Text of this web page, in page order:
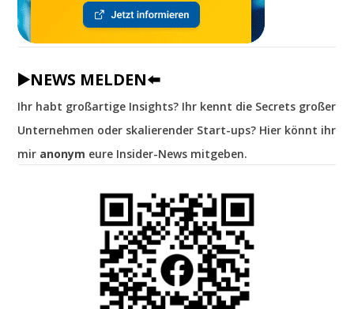
▶️NEWS MELDEN⬅️
Ihr habt großartige Insights? Ihr kennt die Secrets großer
Unternehmen oder skalierender Start-ups? Hier könnt ihr
mir anonym eure Insider-News mitgeben.